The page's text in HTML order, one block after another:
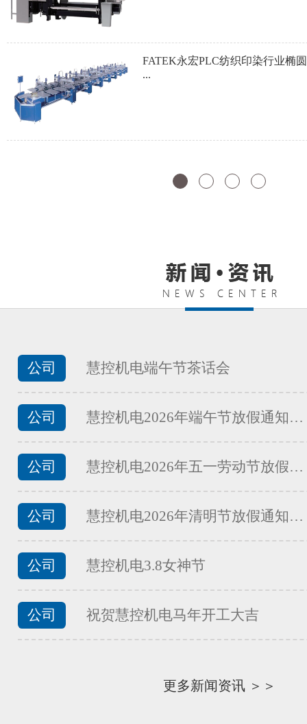
FATEK永宏PLC纺织印染行业椭
...
...
...
...
公司 慧控机电端午节茶话会
公司 慧控机电2026年端午节放假通知…
公司 慧控机电2026年五一劳动节放假…
公司 慧控机电2026年清明节放假通知…
公司 慧控机电3.8女神节
公司 祝贺慧控机电马年开工大吉
更多新闻资讯 ＞＞